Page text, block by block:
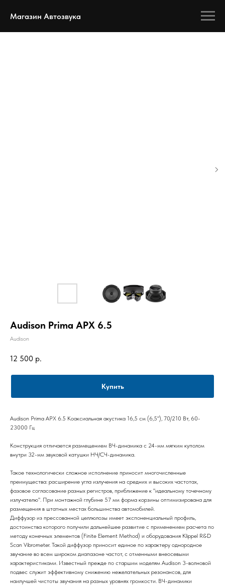
Магазин Автозвука
Audison Prima APX 6.5
Audison
12 500 р.
Купить
Audison Prima APX 6.5 Коаксиальная акустика 16,5 см (6,5"), 70/210 Вт, 60-
23000 Гц
Конструкция отличается размещением ВЧ-динамика с 24-мм мягким куполом
внутри 32-мм звуковой катушки НЧ/СЧ-динамика.
Такое технологически сложное исполнение приносит многочисленные
преимущества: расширение угла излучения на средних и высоких частотах,
фазовое согласование разных регистров, приближение к "идеальному точечному
излучателю". При монтажной глубине 57 мм форма корзины оптимизирована для
размещения в штатных местах большинства автомобилей.
Диффузор из прессованной целлюлозы имеет экспоненциальный профиль,
достоинства которого получили дальнейшее развитие с применением расчета по
методу конечных элементов (Finite Element Method) и оборудования Klippel R&D
Scan Vibrometer. Такой диффузор приносит единое по характеру однородное
звучание во всем широком диапазоне частот, с отменными внеосевыми
характеристиками. Известный прежде по старшим моделям Audison 3-волновой
подвес служит эффективному снижению нежелательных резонансов, для
наилучшей чистоты звучания на разных уровнях громкости. ВЧ-динамики